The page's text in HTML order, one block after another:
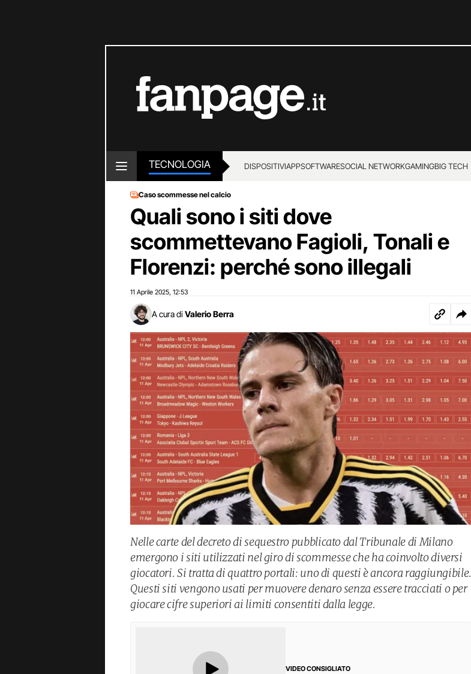
TECNOLOGIA DISPOSITIVIAPPSOFTWARESOCIAL NETWORKGAMINGBIG TECH
Caso scommesse nel calcio
Quali sono i siti dove
scommettevano Fagioli, Tonali e
Florenzi: perché sono illegali
11 Aprile 2025 12:53
A cura di Valerio Berra
Nelle carte del decreto di sequestro pubblicato dal Tribunale di Milano
emergono i siti utilizzati nel giro di scommesse che ha coinvolto diversi
giocatori. Si tratta di quattro portali: uno di questi è ancora raggiungibile.
Questi siti vengono usati per muovere denaro senza essere tracciati o per
giocare cifre superiori ai limiti consentiti dalla legge.
VIDEO CONSIGLIATO